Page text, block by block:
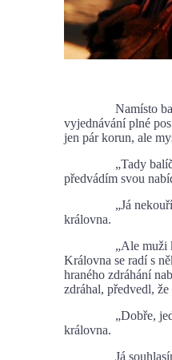
Namísto
vyjednávání plné
jen pár korun, ale
„Tady balíček
předvádím svou
„Já nekouřím,
královna.
„Ale muži kouří
Královna se radí s
hraného zdráhání
zdráhal, předvedl,
„Dobře, jeden
královna.
Já souhlasím, a